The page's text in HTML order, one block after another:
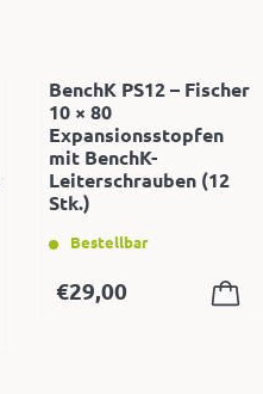
BenchK PS12 – Fischer
10 × 80
Expansionsstopfen
mit BenchK-
Leiterschrauben (12
Stk.)
Bestellbar
€29,00